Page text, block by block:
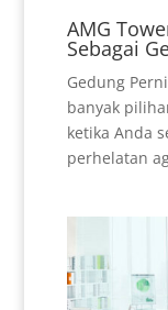
AMG
Sebagai
Gedung
banyak
ketika Anda
perhelatan